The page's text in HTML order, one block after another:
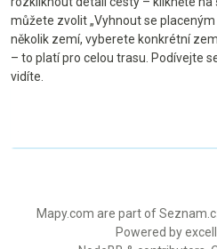
můžete zvolit „Vyhnout se
několik zemí, vyberete konkrétní
– to platí pro celou trasu. Podívejte
vidíte.
Mapy.com are part of
Powered by